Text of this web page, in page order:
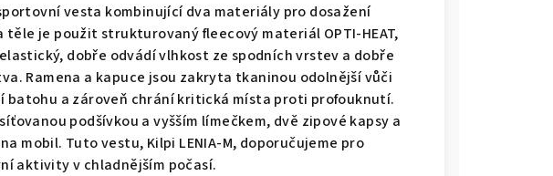
vesta kombinující dva materiály pro dosažení
těle je použit strukturovaný fleecový materiál OPTI-HEAT,
dobře odvádí vlhkost ze spodních vrstev a dobře
Ramena a kapuce jsou zakryta tkaninou odolnější vůči
batohu a zároveň chrání kritická místa proti profouknutí.
podšívkou a vyšším límečkem, dvě zipové kapsy a
mobil. Tuto vestu, Kilpi LENIA-M, doporučujeme pro
aktivity v chladnějším počasí.